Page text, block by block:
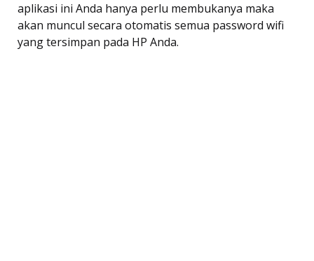
aplikasi ini Anda hanya perlu membukanya maka
akan muncul secara otomatis semua password wifi
yang tersimpan pada HP Anda.